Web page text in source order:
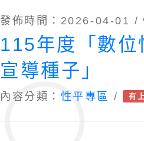
發佈時間：2026-04-01 /
115年度「數位
宣導種子」
內容分類： 性平專區 / 有